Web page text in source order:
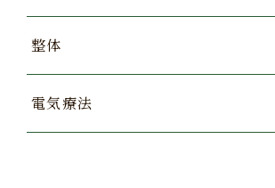
整体
電気療法